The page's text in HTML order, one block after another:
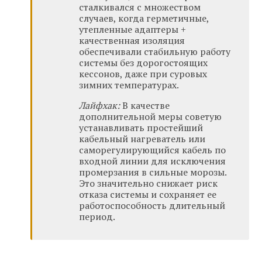
сталкивался с множеством
случаев, когда герметичные,
утепленные адаптеры +
качественная изоляция
обеспечивали стабильную работу
системы без дорогостоящих
кессонов, даже при суровых
зимних температурах.
Лайфхак:В качестве
дополнительной меры советую
устанавливать простейший
кабельный нагреватель или
саморегулирующийся кабель по
входной линии для исключения
промерзания в сильные морозы.
Это значительно снижает риск
отказа системы и сохраняет ее
работоспособность длительный
период.